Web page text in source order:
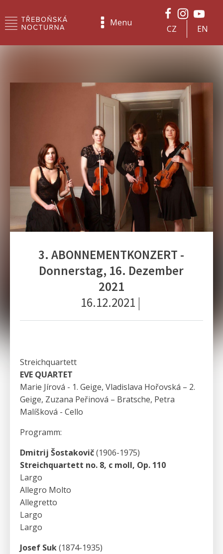
Menu
CZ EN
3. ABONNEMENTKONZERT -
Donnerstag, 16. Dezember
2021
16.12.2021 |
Streichquartett
EVE QUARTET
Marie Jírová - 1. Geige, Vladislava Hořovská – 2.
Geige, Zuzana Peřinová – Bratsche, Petra
Malíšková - Cello
Programm:
Dmitrij Šostakovič(1906-1975)
Streichquartett no. 8, c moll, Op. 110
Largo
Allegro Molto
Allegretto
Largo
Largo
Josef Suk(1874-1935)